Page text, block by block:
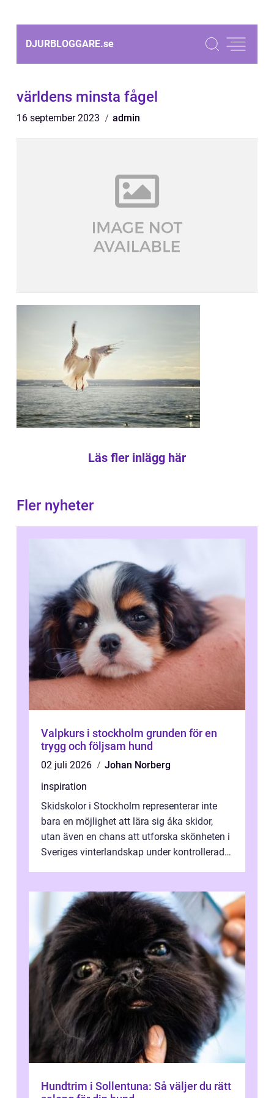
DJURBLOGGARE.se
världens minsta fågel
16 september 2023 admin
Läs fler inlägg här
Fler nyheter
Valpkurs i stockholm grunden för en
trygg och följsam hund
02 juli 2026
Johan Norberg
inspiration
Skidskolor i Stockholm representerar inte
bara en möjlighet att lära sig åka skidor,
utan även en chans att utforska skönheten i
Sveriges vinterlandskap under kontrollerade
Hundtrim i Sollentuna: Så väljer du rätt